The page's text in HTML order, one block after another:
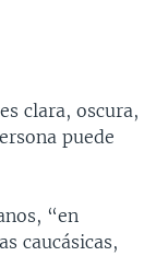
clara, oscura,
puede
“en
caucásicas,